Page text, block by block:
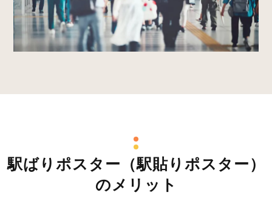
駅ばりポスター（駅貼りポスター）
のメリット